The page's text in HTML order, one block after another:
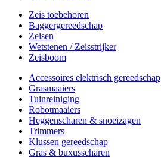
Zeis toebehoren
Baggergereedschap
Zeisen
Wetstenen / Zeisstrijker
Zeisboom
Accessoires elektrisch gereedschap
Grasmaaiers
Tuinreiniging
Robotmaaiers
Heggenscharen & snoeizagen
Trimmers
Klussen gereedschap
Gras & buxusscharen